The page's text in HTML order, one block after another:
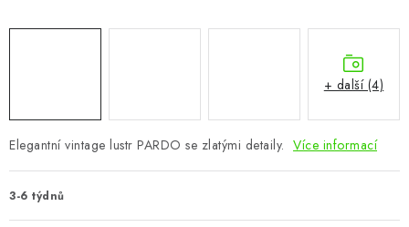
VÝPRODEJ
Vše o nákupu
Elegantní vintage lustr PARDO se zlatými detaily. Více informací
3-6 týdnů
+ další (4)